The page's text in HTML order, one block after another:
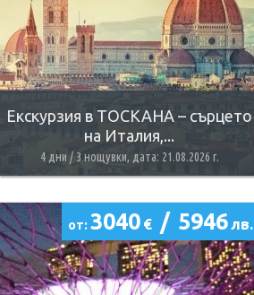
Екскурзия в ТОСКАНА – сърцето
на Италия,...
4 дни / 3 нощувки, дата: 21.08.2026 г.
от: 3040 € / 5946лв.